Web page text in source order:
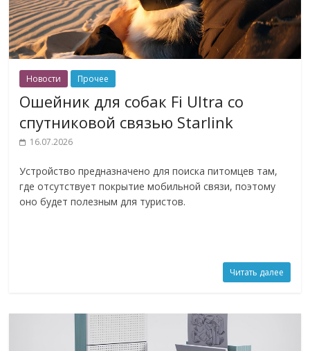
Новости Прочее
Ошейник для собак Fi Ultra со
спутниковой связью Starlink
16.07.2026
Устройство предназначено для поиска питомцев там,
где отсутствует покрытие мобильной связи, поэтому
оно будет полезным для туристов.
Читать далее